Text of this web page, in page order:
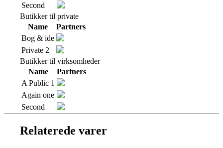
Second
Butikker til private
Name
Partners
Bog & ide
Private 2
Butikker til virksomheder
Name
Partners
A Public 1
Again one
Second
Relaterede varer